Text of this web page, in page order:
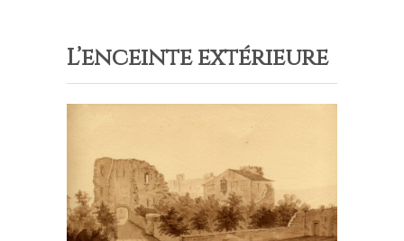
L’enceinte extérieure